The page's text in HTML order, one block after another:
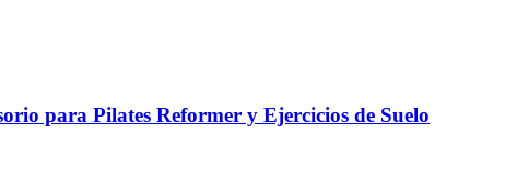
para Pilates Reformer y Ejercicios de Suelo